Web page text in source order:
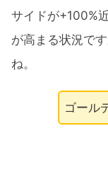
サイドが+100%
が高まる状況で
ね。
ゴール